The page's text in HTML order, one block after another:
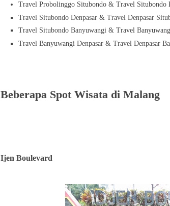
Travel Probolinggo Situbondo & Travel Situbondo
Travel Situbondo Denpasar & Travel Denpasar
Travel Situbondo Banyuwangi & Travel
Travel Banyuwangi Denpasar & Travel Denpasar
Beberapa Spot Wisata di Malang
Ijen Boulevard